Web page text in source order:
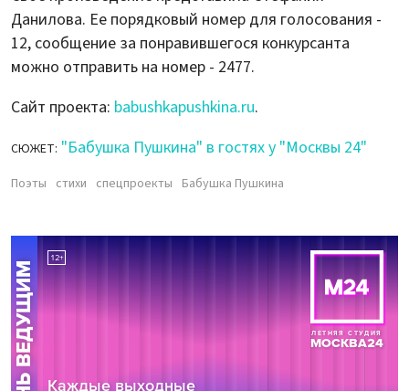
Данилова. Ее порядковый номер для голосования -
12, сообщение за понравившегося конкурсанта
можно отправить на номер - 2477.
Сайт проекта: babushkapushkina.ru.
СЮЖЕТ: "Бабушка Пушкина" в гостях у "Москвы 24"
Поэты стихи спецпроекты Бабушка Пушкина